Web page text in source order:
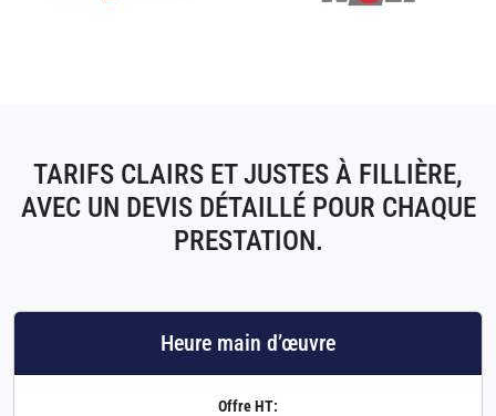
TARIFS CLAIRS ET JUSTES À FILLIÈRE,
AVEC UN DEVIS DÉTAILLÉ POUR CHAQUE
PRESTATION.
Heure main d’œuvre
Offre HT: